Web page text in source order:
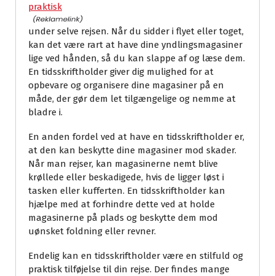
praktisk
under selve rejsen. Når du sidder i flyet eller toget,
kan det være rart at have dine yndlingsmagasiner
lige ved hånden, så du kan slappe af og læse dem.
En tidsskriftholder giver dig mulighed for at
opbevare og organisere dine magasiner på en
måde, der gør dem let tilgængelige og nemme at
bladre i.
En anden fordel ved at have en tidsskriftholder er,
at den kan beskytte dine magasiner mod skader.
Når man rejser, kan magasinerne nemt blive
krøllede eller beskadigede, hvis de ligger løst i
tasken eller kufferten. En tidsskriftholder kan
hjælpe med at forhindre dette ved at holde
magasinerne på plads og beskytte dem mod
uønsket foldning eller revner.
Endelig kan en tidsskriftholder være en stilfuld og
praktisk tilføjelse til din rejse. Der findes mange